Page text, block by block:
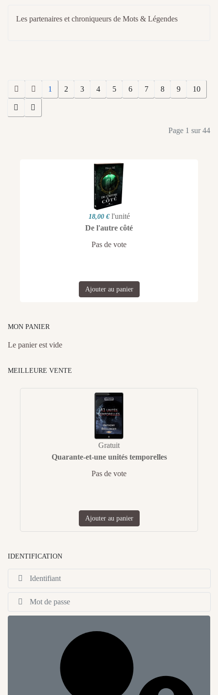
Les partenaires et chroniqueurs de Mots & Légendes
1 2 3 4 5 6 7 8 9 10
Page 1 sur 44
18,00 € l'unité
De l'autre côté
Pas de vote
Ajouter au panier
MON PANIER
Le panier est vide
MEILLEURE VENTE
Gratuit
Quarante-et-une unités temporelles
Pas de vote
Ajouter au panier
IDENTIFICATION